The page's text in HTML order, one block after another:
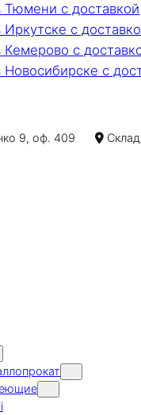
Тюмени с доставкой
с
с
с
9, оф. 409